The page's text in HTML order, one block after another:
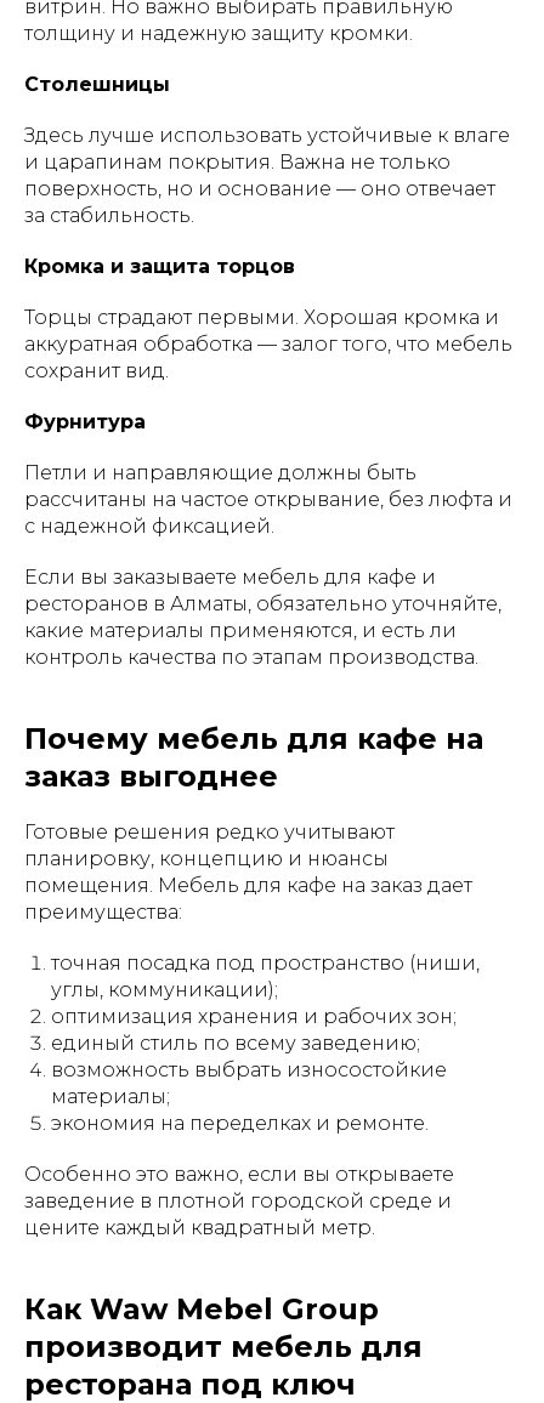
витрин. Но важно выбирать правильную
толщину и надежную защиту кромки.
Столешницы
Здесь лучше использовать устойчивые к влаге
и царапинам покрытия. Важна не только
поверхность, но и основание — оно отвечает
за стабильность.
Кромка и защита торцов
Торцы страдают первыми. Хорошая кромка и
аккуратная обработка — залог того, что мебель
сохранит вид.
Фурнитура
Петли и направляющие должны быть
рассчитаны на частое открывание, без люфта и
с надежной фиксацией.
Если вы заказываете мебель для кафе и
ресторанов в Алматы, обязательно уточняйте,
какие материалы применяются, и есть ли
контроль качества по этапам производства.
Почему мебель для кафе на
заказ выгоднее
Готовые решения редко учитывают
планировку, концепцию и нюансы
помещения. Мебель для кафе на заказ дает
преимущества:
точная посадка под пространство (ниши,
углы, коммуникации);
оптимизация хранения и рабочих зон;
единый стиль по всему заведению;
возможность выбрать износостойкие
материалы;
экономия на переделках и ремонте.
Особенно это важно, если вы открываете
заведение в плотной городской среде и
цените каждый квадратный метр.
Как Waw Mebel Group
производит мебель для
ресторана под ключ